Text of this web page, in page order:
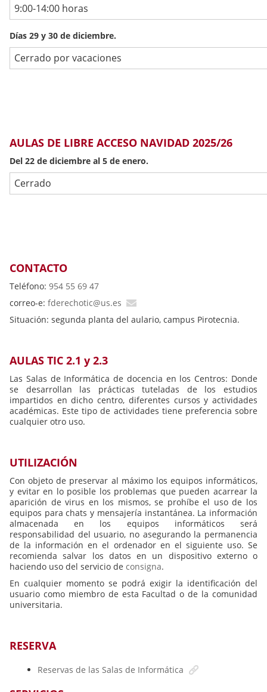
9:00-14:00 horas
Días 29 y 30 de diciembre.
Cerrado por vacaciones
AULAS DE LIBRE ACCESO NAVIDAD 2025/26
Del 22 de diciembre al 5 de enero.
Cerrado
CONTACTO
Teléfono: 954 55 69 47
correo-e: fderechotic@us.es
Situación: segunda planta del aulario, campus Pirotecnia.
AULAS TIC 2.1 y 2.3
Las Salas de Informática de docencia en los Centros: Donde
se desarrollan las prácticas tuteladas de los estudios
impartidos en dicho centro, diferentes cursos y actividades
académicas. Este tipo de actividades tiene preferencia sobre
cualquier otro uso.
UTILIZACIÓN
Con objeto de preservar al máximo los equipos informáticos,
y evitar en lo posible los problemas que pueden acarrear la
aparición de virus en los mismos, se prohíbe el uso de los
equipos para chats y mensajería instantánea. La información
almacenada en los equipos informáticos será
responsabilidad del usuario, no asegurando la permanencia
de la información en el ordenador en el siguiente uso. Se
recomienda salvar los datos en un dispositivo externo o
haciendo uso del servicio de consigna.
En cualquier momento se podrá exigir la identificación del
usuario como miembro de esta Facultad o de la comunidad
universitaria.
RESERVA
Reservas de las Salas de Informática